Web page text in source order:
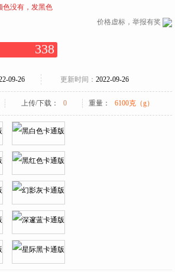
色没有，发黑色
价格虚标，举报有奖
338
09-26 更新时间： 2022-09-26
上传/下载： 0 重量： 6100克（g）